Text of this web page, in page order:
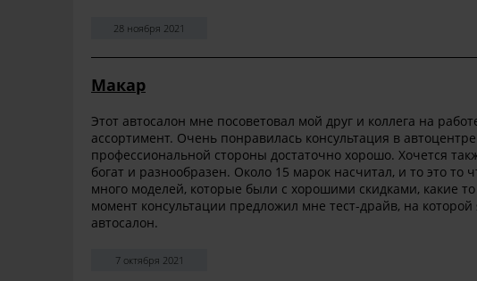
28 ноября 2021
Макар
Этот автосалон мне посоветовал мой друг и коллега на
ассортимент. Очень понравилась консультация в
профессиональной стороны достаточно хорошо. Хочется
богат и разнообразен. Около 15 марок насчитал, и то это то
много моделей, которые были с хорошими скидками, какие
момент консультации предложил мне тест-драйв, на
автосалон.
7 октября 2021